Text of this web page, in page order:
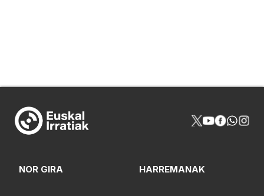
NOR GIRA HARREMANAK